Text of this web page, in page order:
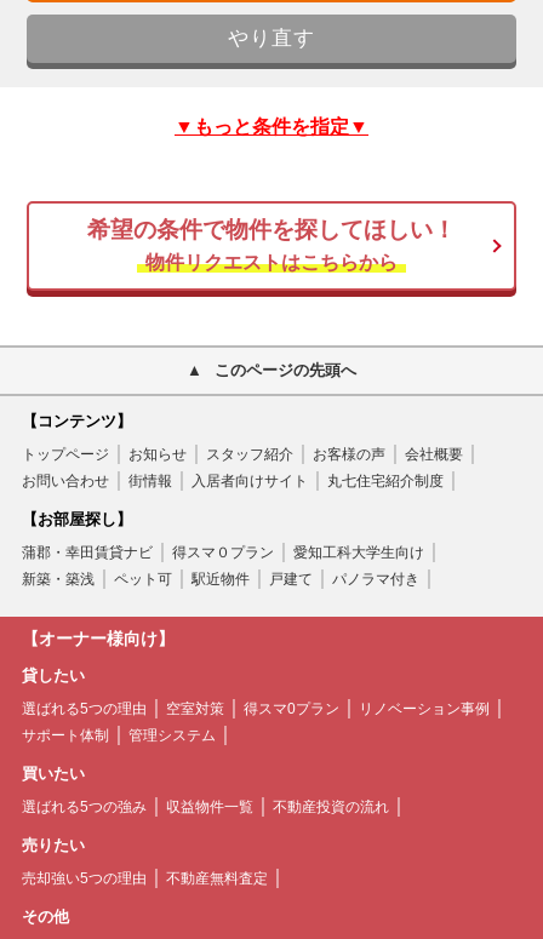
▼もっと条件を指定▼
希望の条件で物件を探してほしい！
物件リクエストはこちらから
このページの先頭へ
【コンテンツ】
トップページ お知らせ スタッフ紹介 お客様の声
会社概要
お問い合わせ
街情報 入居者向けサイト 丸七住宅紹介制度
【お部屋探し】
蒲郡・幸田賃貸ナビ 得スマ０プラン
愛知工科大学生向け
新築・築浅
ペット可 駅近物件 戸建て パノラマ付き
【オーナー様向け】
貸したい
選ばれる5つの理由 空室対策 得スマ0プラン
リノベーション事例
サポート体制
管理システム
買いたい
選ばれる5つの強み 収益物件一覧 不動産投資の流れ
売りたい
売却強い5つの理由 不動産無料査定
その他